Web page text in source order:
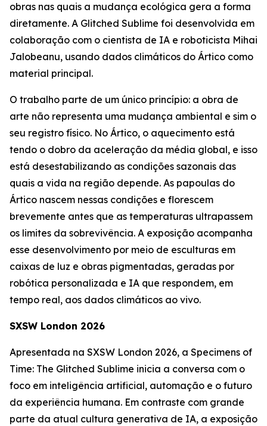
obras nas quais a mudança ecológica gera a forma
diretamente. A Glitched Sublime foi desenvolvida em
colaboração com o cientista de IA e roboticista Mihai
Jalobeanu, usando dados climáticos do Ártico como
material principal.
O trabalho parte de um único princípio: a obra de
arte não representa uma mudança ambiental e sim o
seu registro físico. No Ártico, o aquecimento está
tendo o dobro da aceleração da média global, e isso
está desestabilizando as condições sazonais das
quais a vida na região depende. As papoulas do
Ártico nascem nessas condições e florescem
brevemente antes que as temperaturas ultrapassem
os limites da sobrevivência. A exposição acompanha
esse desenvolvimento por meio de esculturas em
caixas de luz e obras pigmentadas, geradas por
robótica personalizada e IA que respondem, em
tempo real, aos dados climáticos ao vivo.
SXSW London 2026
Apresentada na SXSW London 2026, a Specimens of
Time: The Glitched Sublime inicia a conversa com o
foco em inteligência artificial, automação e o futuro
da experiência humana. Em contraste com grande
parte da atual cultura generativa de IA, a exposição